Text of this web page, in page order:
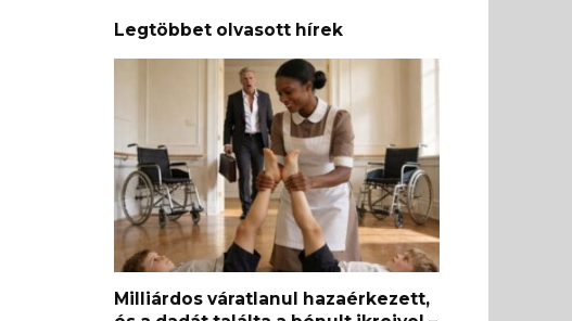
Legtöbbet olvasott hírek
Milliárdos váratlanul hazaérkezett,